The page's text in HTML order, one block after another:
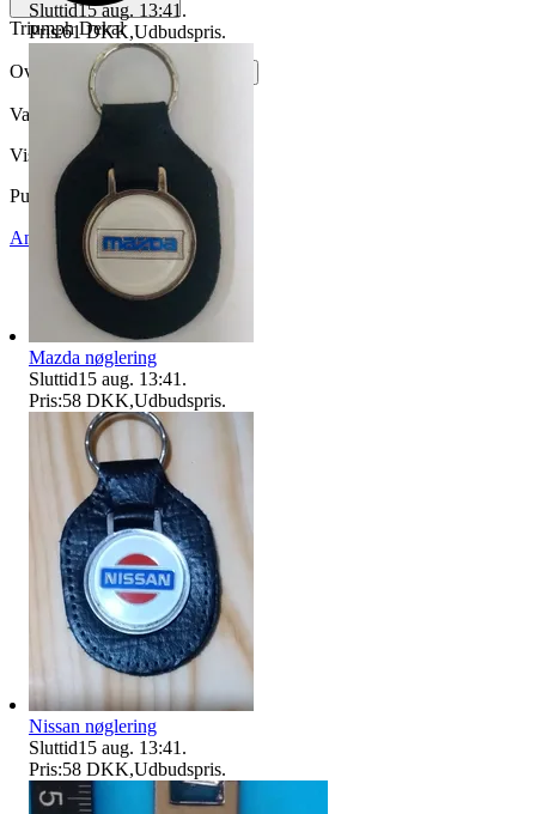
Triumph Dekal
Oversat af Vis originalen
Varenr.
734 671 194
Visninger
Publiceret
3 juni 10:43
Anmeld Sælg lignende
Sluttid15 aug. 13:41.
Pris:61 DKK,Udbudspris.
Mazda nøglering
Sluttid15 aug. 13:41 .
Pris:58 DKK,Udbudspris.
Nissan nøglering
Sluttid15 aug. 13:41 .
Pris:58 DKK,Udbudspris.